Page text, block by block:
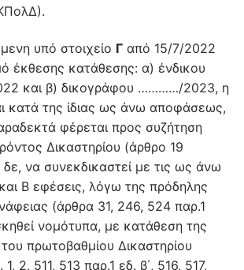
υπό στοιχείο Γ από 15/7/2022
έκθεσης κατάθεσης: α) ένδικου
και β) δικογράφου …………/2023, η
κατά της ίδιας ως άνω αποφάσεως,
φέρεται προς συζήτηση
Δικαστηρίου (άρθρο 19
να συνεκδικαστεί με τις ως άνω
Β εφέσεις, λόγω της πρόδηλης
(άρθρα 31, 246, 524 παρ.1
νομότυπα, με κατάθεση της
πρωτοβαθμίου Δικαστηρίου
2, 511, 513 παρ.1 εδ. β΄, 516, 517,